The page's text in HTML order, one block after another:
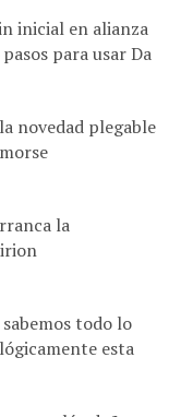
inicial en alianza
para usar Da
novedad plegable
la
todo lo
esta